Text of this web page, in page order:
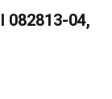
082813-04,